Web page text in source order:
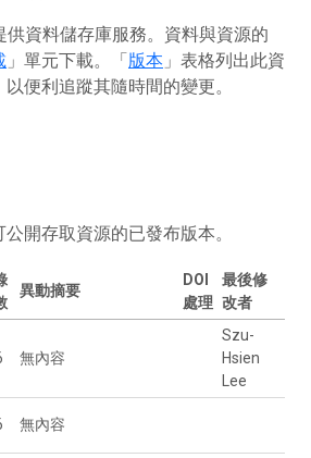
供資料儲存庫服務。資料與資源的
」單元下載。「版本 」表格列出此資
便利追蹤其隨時間的變更。
開存取資源的已發布版本。
異動摘要
DOI
處理
最後修
改者
無內容
Szu-
Hsien
Lee
無內容